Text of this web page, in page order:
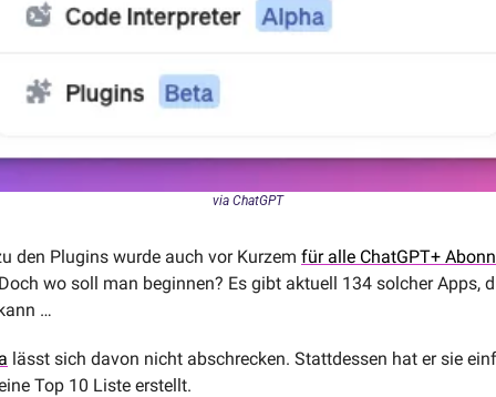
via ChatGPT
den Plugins wurde auch vor Kurzem für alle ChatGPT+
wo soll man beginnen? Es gibt aktuell 134 solcher Apps,
…
lässt sich davon nicht abschrecken. Stattdessen hat er sie
Top 10 Liste erstellt.